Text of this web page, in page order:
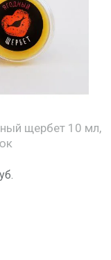
щербет 10 мл,